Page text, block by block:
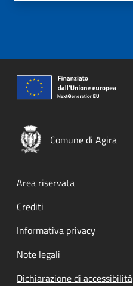
Comune di Agira
Footer menu
Area riservata
Crediti
Informativa privacy
Note legali
Dichiarazione di accessibilità